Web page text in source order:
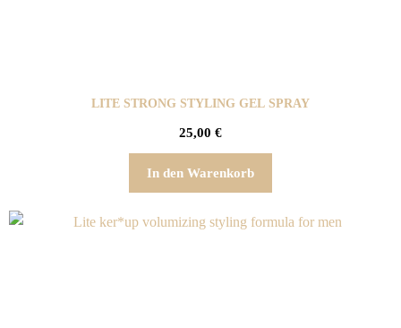
LITE STRONG STYLING GEL SPRAY
25,00 €
In den Warenkorb